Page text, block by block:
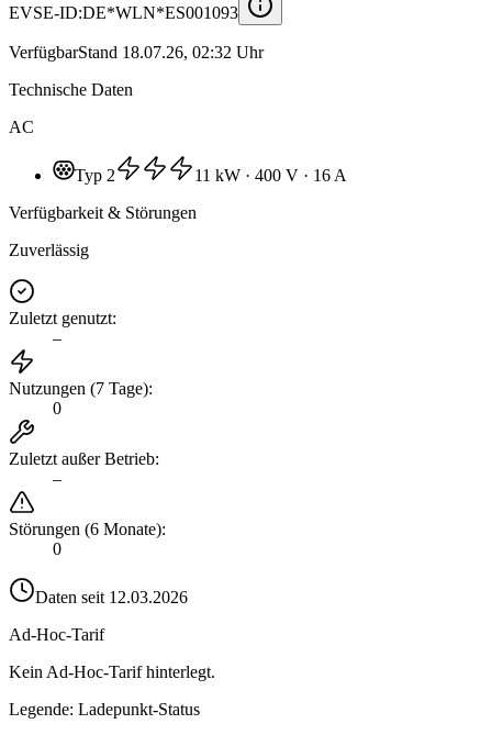
EVSE-ID:DE*WLN*ES001093
VerfügbarStand 18.07.26, 02:32 Uhr
Technische Daten
AC
Typ 2 11 kW · 400 V · 16 A
Verfügbarkeit & Störungen
Zuverlässig
Zuletzt genutzt:
–
Nutzungen (7 Tage):
0
Zuletzt außer Betrieb:
–
Störungen (6 Monate):
0
Daten seit 12.03.2026
Ad-Hoc-Tarif
Kein Ad-Hoc-Tarif hinterlegt.
Legende: Ladepunkt-Status